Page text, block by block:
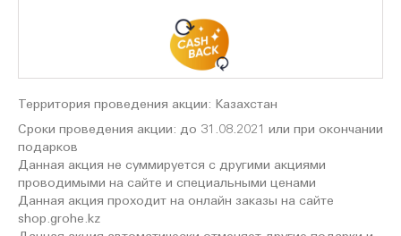
Территория проведения акции: Казахстан
Сроки проведения акции: до 31.08.2021 или при окончании
подарков
Данная акция не суммируется с другими акциями
проводимыми на сайте и специальными ценами
Данная акция проходит на онлайн заказы на сайте
shop.grohe.kz